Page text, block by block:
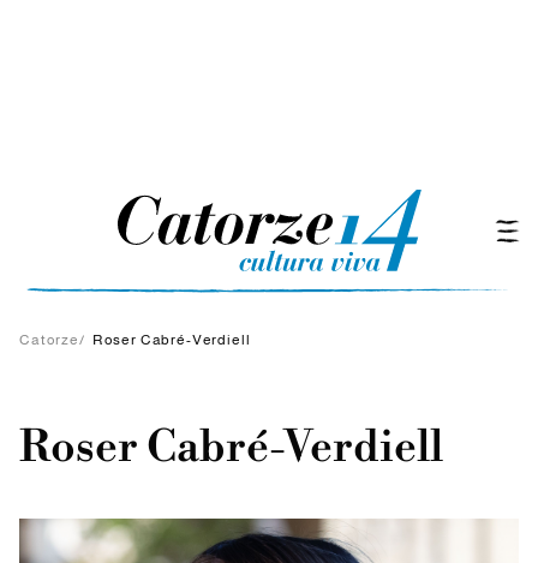
Catorze/ Roser Cabré-Verdiell
Roser Cabré-Verdiell